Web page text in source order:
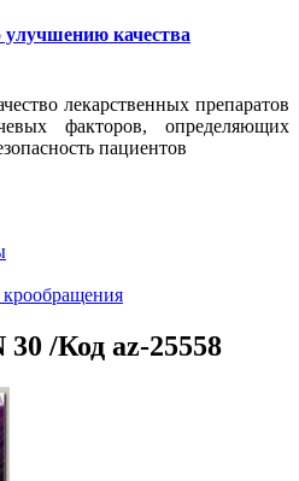
улучшению качества
лекарственных препаратов
факторов, определяющих
пациентов
30 /Код az-25558